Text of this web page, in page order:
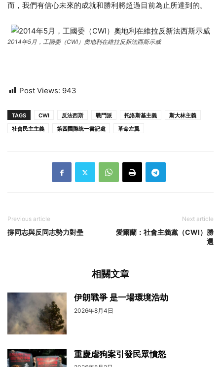
而，我們有信心未來的成就和勝利將超過目前為止所達到的。
2014年5月，工國委（CWI）奧地利在維拉反新法西斯示威
Post Views: 943
TAGS CWI 反法西斯 戰鬥派 托洛斯基主義
斯大林主義
社會民主主義
第四國際統一書記處 革命左翼
Previous article
撐同志與反同志勢力對壘
Next article
愛爾蘭：社會主義黨（CWI）勝
選
相關文章
伊朗戰爭 是一場環境浩劫
2026年8月4日
重慶虐狗案引發民眾憤怒